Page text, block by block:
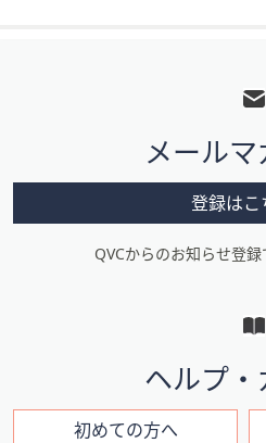
メ
ニ
ン
メール
登録はこ
QVCからのお知らせ登
ヘルプ・
初めての方へ